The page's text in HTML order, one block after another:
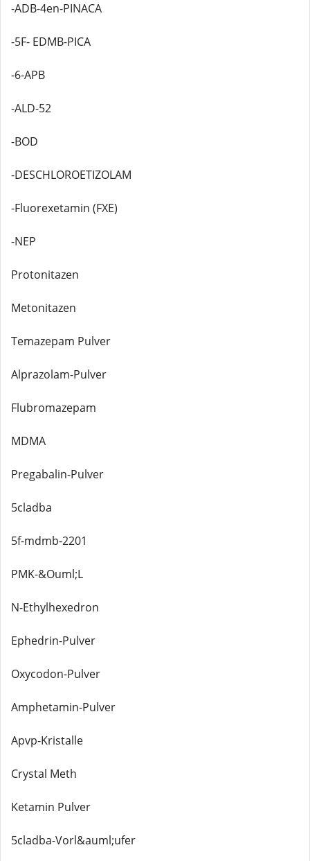
-ADB-4en-PINACA
-5F- EDMB-PICA
-6-APB
-ALD-52
-BOD
-DESCHLOROETIZOLAM
-Fluorexetamin (FXE)
-NEP
Protonitazen
Metonitazen
Temazepam Pulver
Alprazolam-Pulver
Flubromazepam
MDMA
Pregabalin-Pulver
5cladba
5f-mdmb-2201
PMK-&Ouml;L
N-Ethylhexedron
Ephedrin-Pulver
Oxycodon-Pulver
Amphetamin-Pulver
Apvp-Kristalle
Crystal Meth
Ketamin Pulver
5cladba-Vorl&auml;ufer